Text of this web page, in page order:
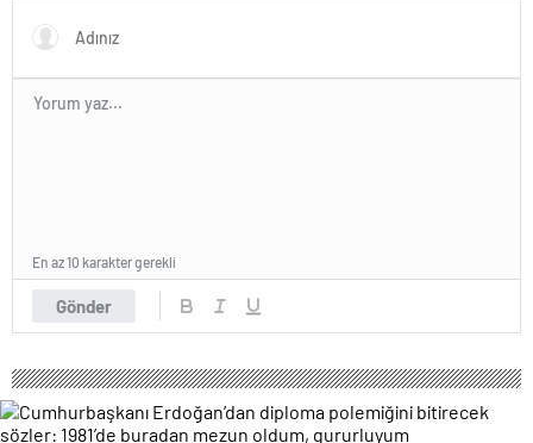
Gönder
En az 10 karakter gerekli